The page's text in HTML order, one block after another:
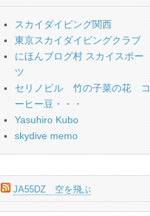
スカイダイビング関西
東京スカイダイビングクラブ
にほんブログ村 スカイスポー
ツ
セリノビル 竹の子菜の花 コ
ーヒー豆・・・
Yasuhiro Kubo
skydive memo
JA55DZ 空を飛ぶ